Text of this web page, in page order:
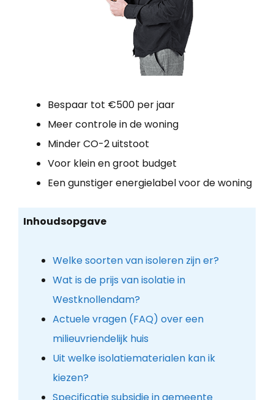
Bespaar tot €500 per jaar
Meer controle in de woning
Minder CO-2 uitstoot
Voor klein en groot budget
Een gunstiger energielabel voor de woning
Inhoudsopgave
Welke soorten van isoleren zijn er?
Wat is de prijs van isolatie in
Westknollendam?
Actuele vragen (FAQ) over een
milieuvriendelijk huis
Uit welke isolatiematerialen kan ik
kiezen?